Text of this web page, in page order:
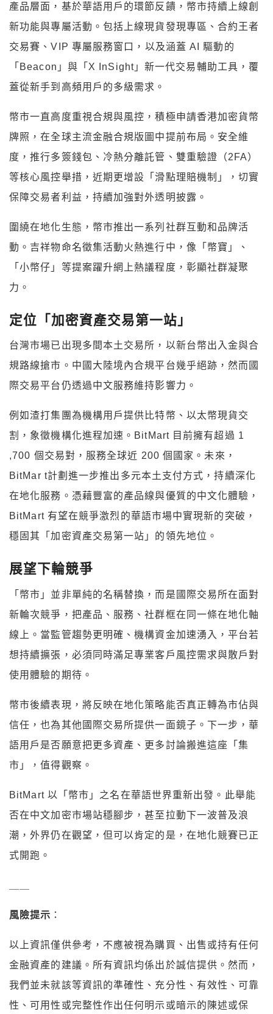
產品層面，基於華語用戶的環節反饋，幣市持續上線創
新功能與專屬活動。包括上線現貨發現專區、合約王者
交易賽、VIP 專屬服務窗口，以及涵蓋 AI 驅動的
「Beacon」與「X InSight」新一代交易輔助工具，覆
蓋從新手到高頻用戶的多級需求。
幣市一直高度重視合規與風控，積極申請香港加密貨幣
牌照，在全球主流金融合規版圖中提前布局。安全維
度，推行多簽錢包、冷熱分離託管、雙重驗證（2FA）
等核心風控舉措，近期更增設「滑點理賠機制」，切實
保障交易者利益，持續加強對外透明披露。
圍繞在地化生態，幣市推出一系列社群互動和品牌活
動。吉祥物命名徵集活動火熱進行中，像「幣寶」、
「小幣仔」等提案躍升網上熱議程度，彰顯社群凝聚
力。
定位「加密資產交易第一站」
台灣市場已出現多間本土交易所，以新台幣出入金與合
規路線搶市。中國大陸境內合規平台幾乎絕跡，然而國
際交易平台仍透過中文服務維持影響力。
例如渣打集團為機構用戶提供比特幣、以太幣現貨交
割，象徵機構化進程加速。BitMart 目前擁有超過 1
,700 個交易對，服務全球近 200 個國家。未來，
BitMar t計劃進一步推出多元本土支付方式，持續深化
在地化服務。憑藉豐富的產品線與優質的中文化體驗，
BitMart 有望在競爭激烈的華語市場中實現新的突破，
穩固其「加密資產交易第一站」的領先地位。
展望下輪競爭
「幣市」並非單純的名稱替換，而是國際交易所在面對
新輪次競爭，把產品、服務、社群框在同一條在地化軸
線上。當監管趨勢更明確、機構資金加速湧入，平台若
想持續擴張，必須同時滿足專業客戶風控需求與散戶對
使用體驗的期待。
幣市後續表現，將反映在地化策略能否真正轉為市佔與
信任，也為其他國際交易所提供一面鏡子。下一步，華
語用戶是否願意把更多資產、更多討論搬進這座「集
市」，值得觀察。
BitMart 以「幣市」之名在華語世界重新出發。此舉能
否在中文加密市場站穩腳步，甚至拉動下一波普及浪
潮，外界仍在觀望，但可以肯定的是，在地化競賽已正
式開跑。
風險提示 ：
以上資訊僅供參考，不應被視為購買、出售或持有任何
金融資產的建議。所有資訊均係出於誠信提供。然而，
我們並未就該等資訊的準確性、充分性、有效性、可靠
性、可用性或完整性作出任何明示或暗示的陳述或保